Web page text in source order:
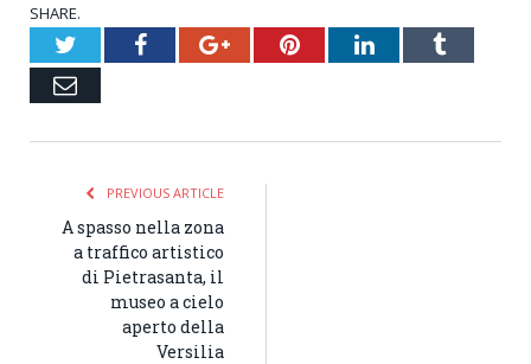
SHARE.
TwitterFacebookGoogle+PinterestLinkedInTumblr
Email
PREVIOUS ARTICLE
A spasso nella zona
a traffico artistico
di Pietrasanta, il
museo a cielo
aperto della
Versilia